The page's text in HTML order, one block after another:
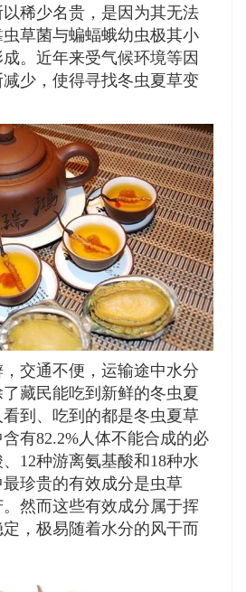
稀少名贵，是因为其无法
草菌与蝙蝠蛾幼虫极其小
。近年来受气候环境等因
少，使得寻找冬虫夏草变
交通不便，运输途中水分
藏民能吃到新鲜的冬虫夏
到、吃到的都是冬虫夏草
有82.2%人体不能合成的必
12种游离氨基酸和18种水
珍贵的有效成分是虫草
然而这些有效成分属于挥
，极易随着水分的风干而